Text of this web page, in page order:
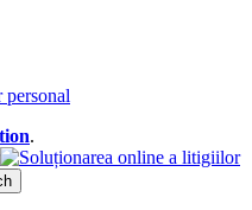
personal
.